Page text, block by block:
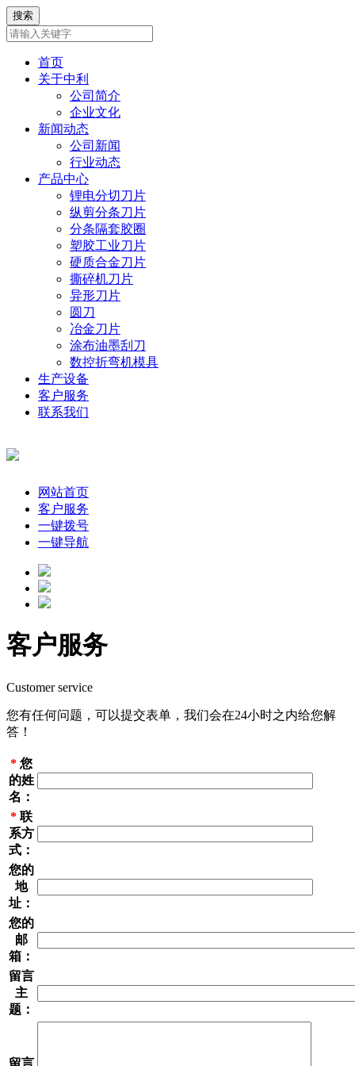
首页
关于中利
公司简介
企业文化
新闻动态
公司新闻
行业动态
产品中心
锂电分切刀片
纵剪分条刀片
分条隔套胶圈
塑胶工业刀片
硬质合金刀片
撕碎机刀片
异形刀片
圆刀
冶金刀片
涂布油墨刮刀
数控折弯机模具
生产设备
客户服务
联系我们
网站首页
客户服务
一键拨号
一键导航
客户服务
Customer service
您有任何问题，可以提交表单，我们会在24小时之内给您解
答！
* 您
的姓
名：
* 联
系方
式：
您的
地
址：
您的
邮
箱：
留言
主
题：
留言